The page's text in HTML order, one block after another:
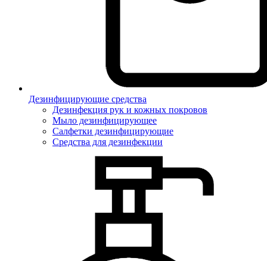
Дезинфицирующие средства
Дезинфекция рук и кожных покровов
Мыло дезинфицирующее
Салфетки дезинфицирующие
Средства для дезинфекции